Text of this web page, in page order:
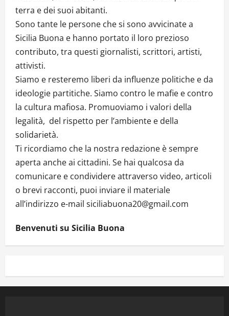
terra e dei suoi abitanti.
Sono tante le persone che si sono avvicinate a
Sicilia Buona e hanno portato il loro prezioso
contributo, tra questi giornalisti, scrittori, artisti,
attivisti.
Siamo e resteremo liberi da influenze politiche e da
ideologie partitiche. Siamo contro le mafie e contro
la cultura mafiosa. Promuoviamo i valori della
legalità, del rispetto per l’ambiente e della
solidarietà.
Ti ricordiamo che la nostra redazione è sempre
aperta anche ai cittadini. Se hai qualcosa da
comunicare e condividere attraverso video, articoli
o brevi racconti, puoi inviare il materiale
all’indirizzo e-mail siciliabuona20@gmail.com
Benvenuti su Sicilia Buona